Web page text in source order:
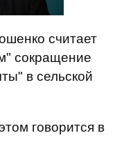
считает
сокращение
в сельской
говорится в